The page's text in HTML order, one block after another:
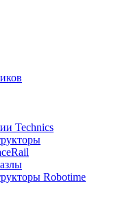
Technics
Robotime